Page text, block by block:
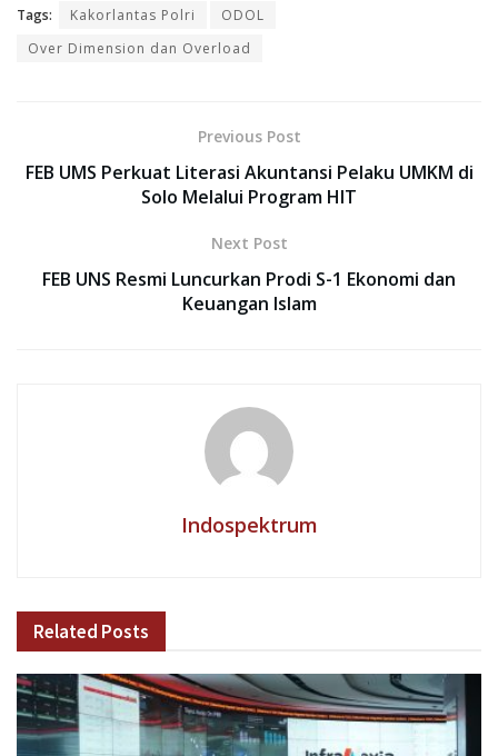
Tags: Kakorlantas Polri
ODOL
Over Dimension dan Overload
Previous Post
FEB UMS Perkuat Literasi Akuntansi Pelaku UMKM di
Solo Melalui Program HIT
Next Post
FEB UNS Resmi Luncurkan Prodi S-1 Ekonomi dan
Keuangan Islam
Indospektrum
Related Posts